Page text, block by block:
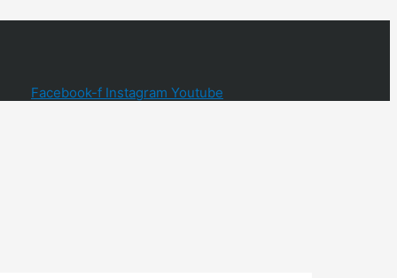
Facebook-f Instagram Youtube